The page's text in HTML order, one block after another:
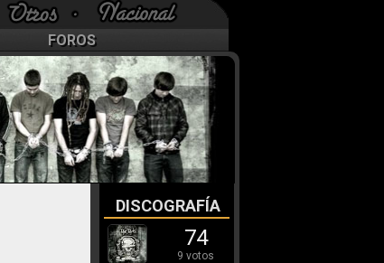
FOROS
DISCOGRAFÍA
74
9 votos